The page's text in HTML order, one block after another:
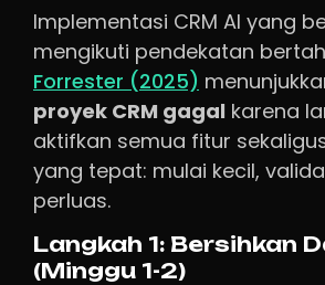
Implementasi CRM AI yang
mengikuti pendekatan
Forrester (2025)
proyek CRM gagal karena
aktifkan semua fitur
yang tepat: mulai kecil,
perluas.
Langkah 1: Bersihkan
(Minggu 1-2)